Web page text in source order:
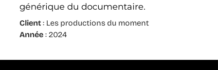
générique du documentaire.
Client : Les productions du moment
Année : 2024